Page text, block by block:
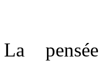
La